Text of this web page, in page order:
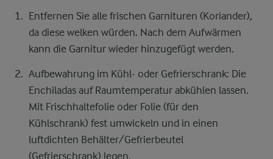
Entfernen Sie alle frischen Garnituren (Koriander),
da diese welken würden. Nach dem Aufwärmen
kann die Garnitur wieder hinzugefügt werden.
Aufbewahrung im Kühl- oder Gefrierschrank: Die
Enchiladas auf Raumtemperatur abkühlen lassen.
Mit Frischhaltefolie oder Folie (für den
Kühlschrank) fest umwickeln und in einen
luftdichten Behälter/Gefrierbeutel
(Gefrierschrank) legen.